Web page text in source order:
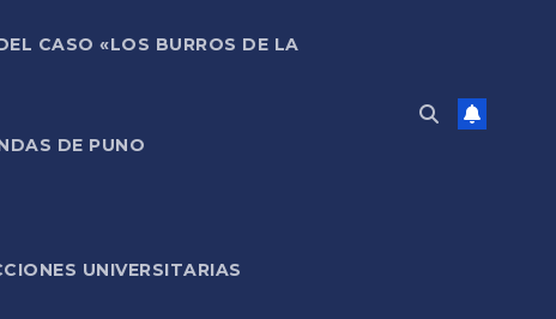
CASO «LOS BURROS DE LA
DE PUNO
UNIVERSITARIAS